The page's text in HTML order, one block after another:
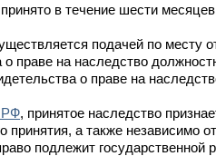
в течение шести
подачей по месту
праве на наследство
о праве на
РФ, принятое наследство
принятия, а также независимо
подлежит государственной